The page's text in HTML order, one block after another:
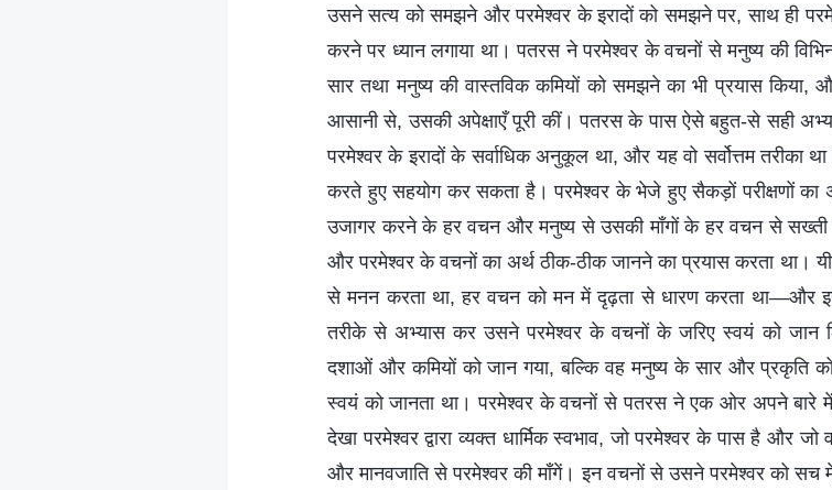
उसने सत्य को समझने और परमेश्वर के इरादों को समझने पर, साथ ही
करने पर ध्यान लगाया था। पतरस ने परमेश्वर के वचनों से मनुष्य की
सार तथा मनुष्य की वास्तविक कमियों को समझने का भी प्रयास
आसानी से, उसकी अपेक्षाएँ पूरी कीं। पतरस के पास ऐसे बहुत-से सही
परमेश्वर के इरादों के सर्वाधिक अनुकूल था, और यह वो सर्वोत्तम तरीका
करते हुए सहयोग कर सकता है। परमेश्वर के भेजे हुए सैकड़ों परीक्षणों
उजागर करने के हर वचन और मनुष्य से उसकी माँगों के हर वचन से सख्ती
और परमेश्वर के वचनों का अर्थ ठीक-ठीक जानने का प्रयास करता था।
से मनन करता था, हर वचन को मन में दृढ़ता से धारण करता था—और
तरीके से अभ्यास कर उसने परमेश्वर के वचनों के जरिए स्वयं को जान
दशाओं और कमियों को जान गया, बल्कि वह मनुष्य के सार और प्रकृति
स्वयं को जानता था। परमेश्वर के वचनों से पतरस ने एक ओर अपने बारे
देखा परमेश्वर द्वारा व्यक्त धार्मिक स्वभाव, जो परमेश्वर के पास है और
और मानवजाति से परमेश्वर की माँगें। इन वचनों से उसने परमेश्वर को